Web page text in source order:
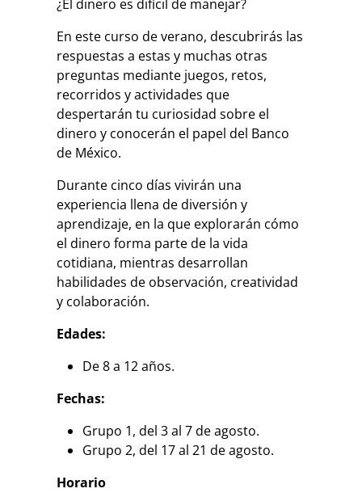
¿El dinero es difícil de manejar?
En este curso de verano, descubrirás las
respuestas a estas y muchas otras
preguntas mediante juegos, retos,
recorridos y actividades que
despertarán tu curiosidad sobre el
dinero y conocerán el papel del Banco
de México.
Durante cinco días vivirán una
experiencia llena de diversión y
aprendizaje, en la que explorarán cómo
el dinero forma parte de la vida
cotidiana, mientras desarrollan
habilidades de observación, creatividad
y colaboración.
Edades:
De 8 a 12 años.
Fechas:
Grupo 1, del 3 al 7 de agosto.
Grupo 2, del 17 al 21 de agosto.
Horario